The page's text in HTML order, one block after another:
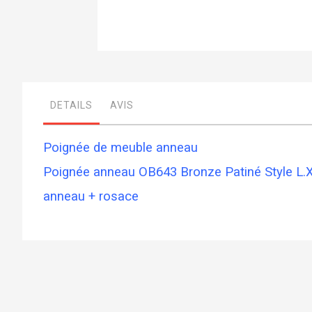
gallery
DETAILS
Poignée de meuble anneau
Poignée anneau OB643 Bronze Patiné Style
anneau + rosace
AVIS